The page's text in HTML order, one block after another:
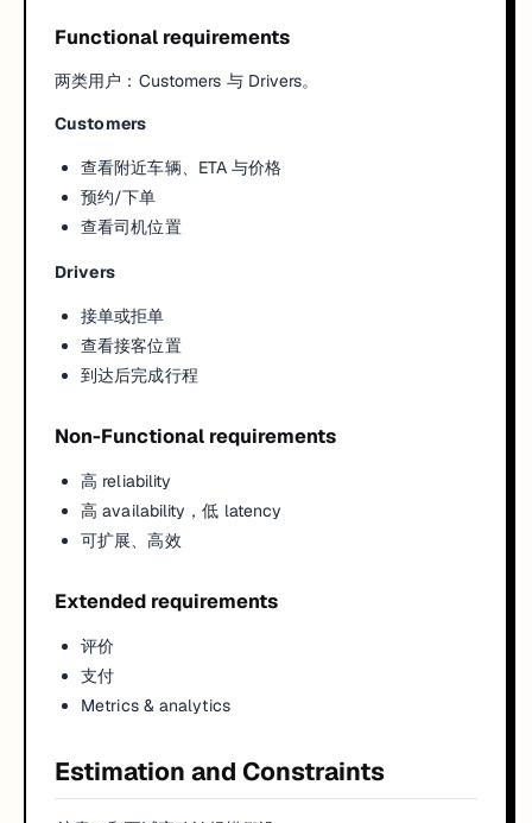
Functional requirements
两类用户：Customers 与 Drivers。
Customers
查看附近车辆、ETA 与价格
预约/下单
查看司机位置
Drivers
接单或拒单
查看接客位置
到达后完成行程
Non-Functional requirements
高 reliability
高 availability，低 latency
可扩展、高效
Extended requirements
评价
支付
Metrics & analytics
Estimation and Constraints